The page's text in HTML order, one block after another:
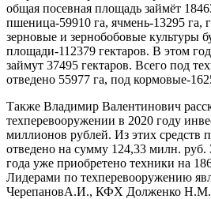
общая посевная площадь займёт
пшеница-59910 га, ячмень-13295 га,
зерновые и зернобобовые культуры
площади-112379 гектаров. В этом
займут 37495 гектаров. Всего под
отведено 55977 га, под кормовые-
Также Владимир Валентинович
техперевооружении в 2020 году
миллионов рублей. Из этих средств
отведено на сумму 124,33 милн. руб.
года уже приобретено техники на
Лидерами по техперевооружению
ЧерепановА.И., КФХ Долженко